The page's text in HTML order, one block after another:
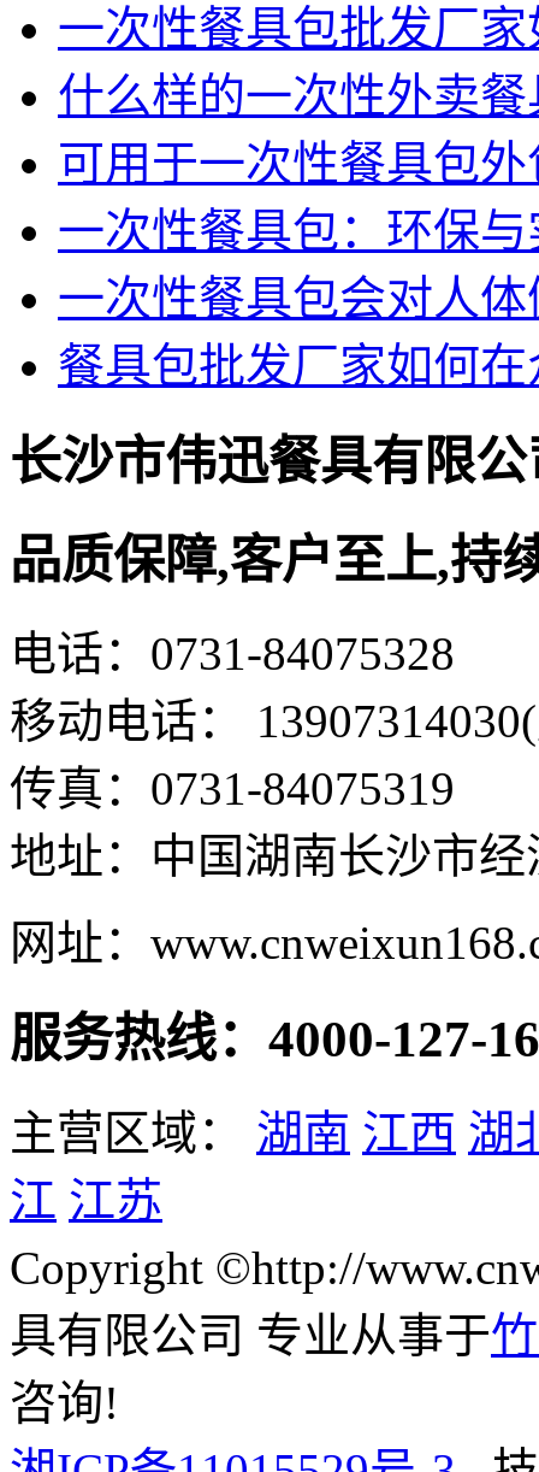
一次性餐具包批发厂
什么样的一次性外卖
可用于一次性餐具包
一次性餐具包：环保
一次性餐具包会对人
餐具包批发厂家如何
长沙市伟迅餐具有限公
品质保障,客户至上,持
电话：0731-84075328
移动电话：
传真：0731-84075319
地址：中国湖南长沙市
网址：
服务热线：4000-127-
主营区域： 湖南 江西 湖
江 江苏
Copyright ©http://
具有限公司 专业从事于
咨询!